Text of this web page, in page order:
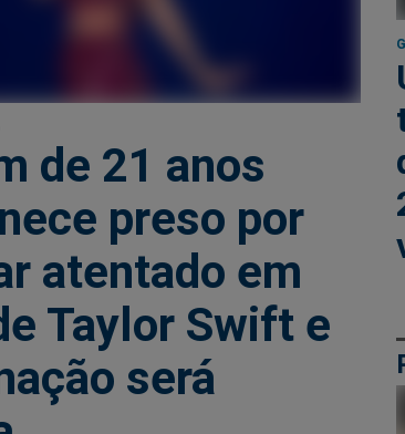
de 21 anos
preso por
atentado em
Taylor Swift e
será